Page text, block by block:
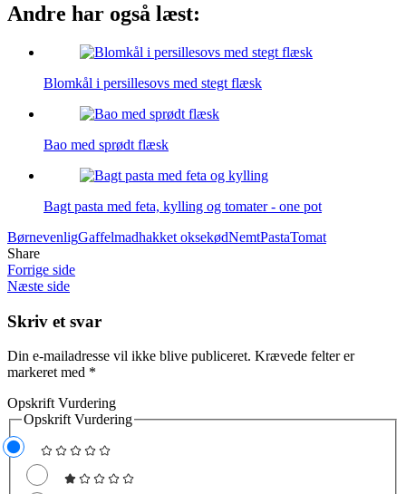
Andre har også læst:
Blomkål i persillesovs med stegt flæsk
Bao med sprødt flæsk
Bagt pasta med feta, kylling og tomater - one pot
BørnevenligGaffelmadhakket oksekødNemtPastaTomat
Share
Forrige side
Næste side
Skriv et svar
Din e-mailadresse vil ikke blive publiceret. Krævede felter er
markeret med *
Opskrift Vurdering
Opskrift Vurdering